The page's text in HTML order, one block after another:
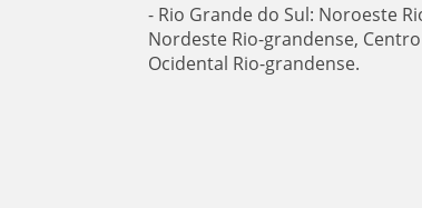
- Rio Grande do Sul: Noroeste
Nordeste Rio-grandense,
Ocidental Rio-grandense.